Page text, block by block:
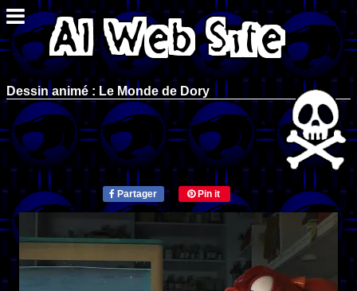
Dessin animé : Le Monde de Dory
Partager Pin it